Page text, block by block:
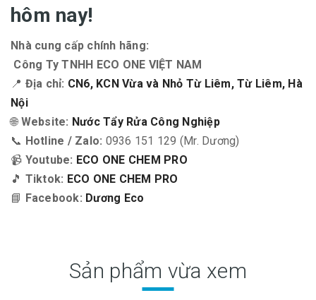
hôm nay!
Nhà cung cấp chính hãng:
Công Ty TNHH ECO ONE VIỆT NAM
📍 Địa chỉ: CN6, KCN Vừa và Nhỏ Từ Liêm, Từ Liêm, Hà
Nội
🌐 Website: Nước Tẩy Rửa Công Nghiệp
📞 Hotline / Zalo: 0936 151 129 (Mr. Dương)
📹 Youtube: ECO ONE CHEM PRO
🎵 Tiktok: ECO ONE CHEM PRO
📘 Facebook: Dương Eco
Sản phẩm vừa xem